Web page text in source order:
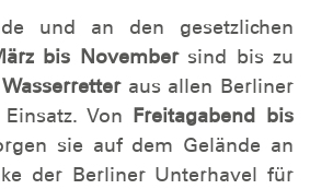
und an den gesetzlichen
bis Novembersind bis zu
aus allen Berliner
Von Freitagabend bis
sie auf dem Gelände an
der Berliner Unterhavel für